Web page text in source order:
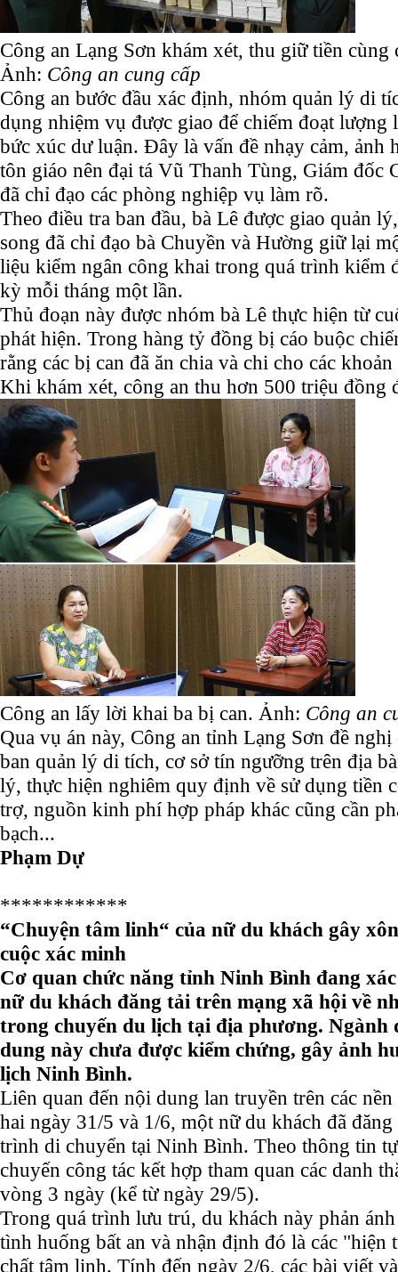
Công an Lạng Sơn khám xét, thu giữ tiền cùng
Ảnh: Công an cung cấp
Công an bước đầu xác định, nhóm quản lý di
dụng nhiệm vụ được giao để chiếm đoạt lượng
bức xúc dư luận. Đây là vấn đề nhạy cảm, ảnh
tôn giáo nên đại tá Vũ Thanh Tùng, Giám đốc
đã chỉ đạo các phòng nghiệp vụ làm rõ.
Theo điều tra ban đầu, bà Lê được giao quản
song đã chỉ đạo bà Chuyền và Hường giữ lại
liệu kiểm ngân công khai trong quá trình kiểm
kỳ mỗi tháng một lần.
Thủ đoạn này được nhóm bà Lê thực hiện từ
phát hiện. Trong hàng tỷ đồng bị cáo buộc
rằng các bị can đã ăn chia và chi cho các
Khi khám xét, công an thu hơn 500 triệu đồng
Công an lấy lời khai ba bị can. Ảnh: Công an
Qua vụ án này, Công an tỉnh Lạng Sơn đề
ban quản lý di tích, cơ sở tín ngưỡng trên địa
lý, thực hiện nghiêm quy định về sử dụng tiền
trợ, nguồn kinh phí hợp pháp khác cũng cần
bạch...
Phạm Dự
************
“Chuyện tâm linh“ của nữ du khách gây
cuộc xác minh
Cơ quan chức năng tỉnh Ninh Bình đang
nữ du khách đăng tải trên mạng xã hội về
trong chuyến du lịch tại địa phương. Ngành
dung này chưa được kiểm chứng, gây ảnh
lịch Ninh Bình.
Liên quan đến nội dung lan truyền trên các
hai ngày 31/5 và 1/6, một nữ du khách đã
trình di chuyển tại Ninh Bình. Theo thông tin
chuyến công tác kết hợp tham quan các danh
vòng 3 ngày (kể từ ngày 29/5).
Trong quá trình lưu trú, du khách này phản
tình huống bất an và nhận định đó là các "hiện
chất tâm linh. Tính đến ngày 2/6, các bài viết